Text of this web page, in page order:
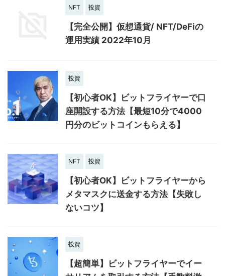
NFT 投資
【完全公開】仮想通貨/ NFT/DeFiの
運用実績 2022年10月
投資
【初心者OK】ビットフライヤーで口
座開設する方法【最短10分で4000
円分のビットコインもらえる】
NFT 投資
【初心者OK】ビットフライヤーから
メタマスクに送金する方法【失敗し
ないコツ】
投資
【超簡単】ビットフライヤーでイー